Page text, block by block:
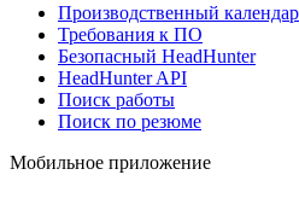
Производственный
Требования к ПО
Безопасный HeadHunter
HeadHunter API
Поиск работы
Поиск по резюме
Мобильное приложение